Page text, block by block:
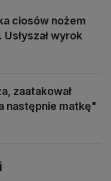
ciosów nożem
Usłyszał wyrok
zaatakował
następnie matkę"